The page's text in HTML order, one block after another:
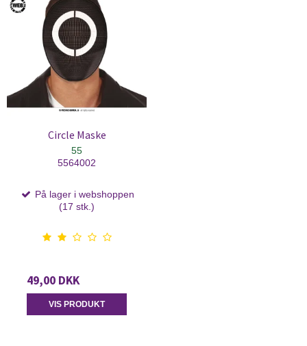
Circle Maske
55
5564002
På lager i webshoppen
(17 stk.)
49,00 DKK
VIS PRODUKT